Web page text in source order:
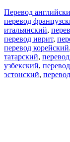
Перевод
перевод
итальянский,
перевод иврит,
перевод корейский,
татарский,
узбекский,
эстонский,